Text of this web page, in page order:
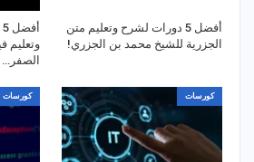
أفضل 5 دورات لشرح وتعليم متن
الجزرية للشيخ محمد بن الجزري!
الصفر…
كورسات كورسات